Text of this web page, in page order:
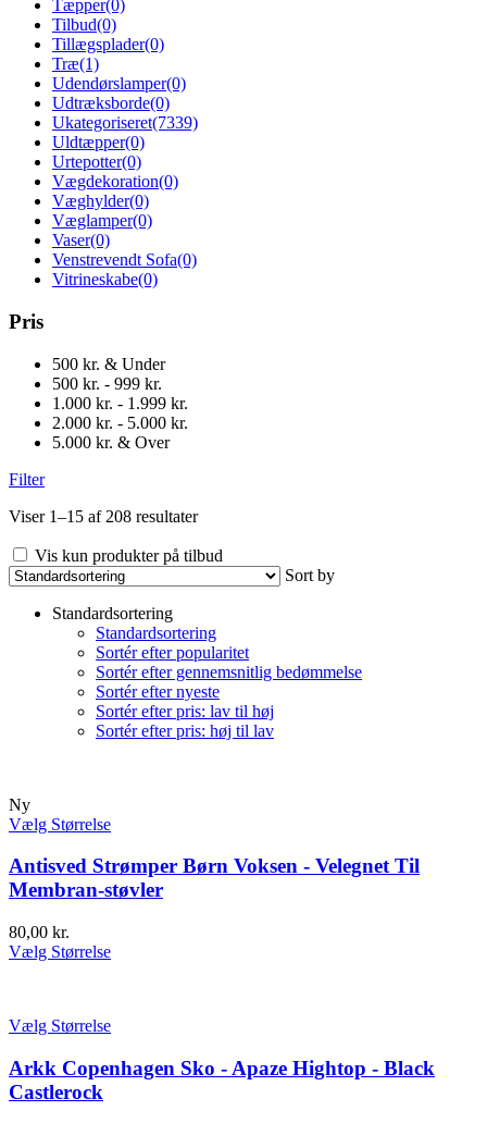
Tæpper(0)
Tilbud(0)
Tillægsplader(0)
Træ(1)
Udendørslamper(0)
Udtræksborde(0)
Ukategoriseret(7339)
Uldtæpper(0)
Urtepotter(0)
Vægdekoration(0)
Væghylder(0)
Væglamper(0)
Vaser(0)
Venstrevendt Sofa(0)
Vitrineskabe(0)
Pris
500 kr. & Under
500 kr. - 999 kr.
1.000 kr. - 1.999 kr.
2.000 kr. - 5.000 kr.
5.000 kr. & Over
Filter
Viser 1–15 af 208 resultater
Vis kun produkter på tilbud
Sort by
Standardsortering
Standardsortering
Sortér efter popularitet
Sortér efter gennemsnitlig bedømmelse
Sortér efter nyeste
Sortér efter pris: lav til høj
Sortér efter pris: høj til lav
Ny
Vælg Størrelse
Antisved Strømper Børn Voksen - Velegnet Til
Membran-støvler
80,00 kr.
Vælg Størrelse
Vælg Størrelse
Arkk Copenhagen Sko - Apaze Hightop - Black
Castlerock